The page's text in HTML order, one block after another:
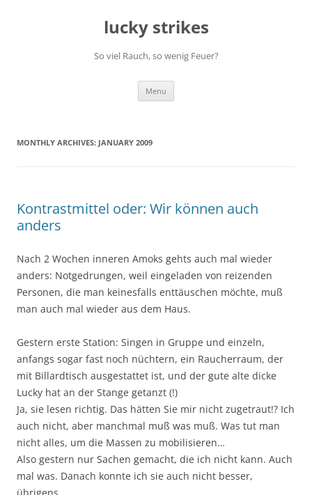
lucky strikes
So viel Rauch, so wenig Feuer?
Menu
MONTHLY ARCHIVES: JANUARY 2009
Kontrastmittel oder: Wir können auch
anders
Nach 2 Wochen inneren Amoks gehts auch mal wieder
anders: Notgedrungen, weil eingeladen von reizenden
Personen, die man keinesfalls enttäuschen möchte, muß
man auch mal wieder aus dem Haus.
Gestern erste Station: Singen in Gruppe und einzeln,
anfangs sogar fast noch nüchtern, ein Raucherraum, der
mit Billardtisch ausgestattet ist, und der gute alte dicke
Lucky hat an der Stange getanzt (!)
Ja, sie lesen richtig. Das hätten Sie mir nicht zugetraut!? Ich
auch nicht, aber manchmal muß was muß. Was tut man
nicht alles, um die Massen zu mobilisieren…
Also gestern nur Sachen gemacht, die ich nicht kann. Auch
mal was. Danach konnte ich sie auch nicht besser,